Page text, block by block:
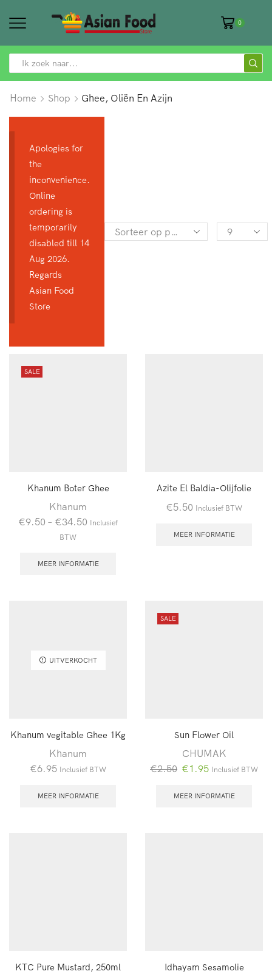
0
SEARCH
Home Shop Ghee, Oliën En Azijn
Apologies for
the
inconvenience.
Online
ordering is
temporarily
disabled till 14
Aug 2026.
Regards
Asian Food
Store
Products
SALE
Khanum Boter Ghee
Khanum
€9.50 – €34.50 Inclusief
BTW
MEER INFORMATIE
Azite El Baldia-Olijfolie
€5.50 Inclusief BTW
MEER INFORMATIE
UITVERKOCHT
Khanum vegitable Ghee 1Kg
Khanum
€6.95 Inclusief BTW
MEER INFORMATIE
SALE
Sun Flower Oil
CHUMAK
€2.50 Oorspronkelijke
was:
€1.95Huidige
is:
Inclusief BTW
MEER INFORMATIE
KTC Pure Mustard, 250ml Idhayam Sesamolie